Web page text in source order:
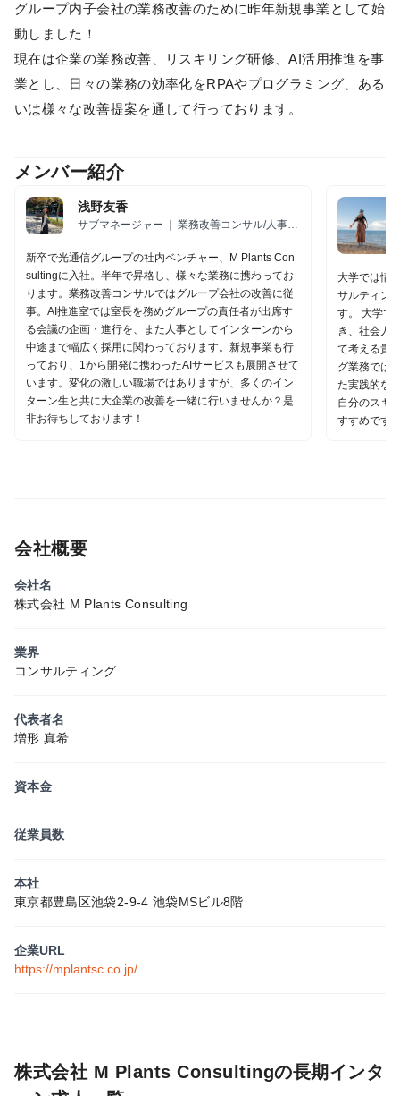
グループ内子会社の業務改善のために昨年新規事業として始
動しました！
現在は企業の業務改善、リスキリング研修、AI活用推進を事
業とし、日々の業務の効率化をRPAやプログラミング、ある
いは様々な改善提案を通して行っております。
メンバー紹介
浅野友香
サブマネージャー ❘ 業務改善コンサル/人事/
新卒で光通信グループの社内ベンチャー、M Plants Con
sultingに入社。半年で昇格し、様々な業務に携わってお
ります。業務改善コンサルではグループ会社の改善に従
事。AI推進室では室長を務めグループの責任者が出席す
る会議の企画・進行を、また人事としてインターンから
中途まで幅広く採用に関わっております。新規事業も行
っており、1から開発に携わったAIサービスも展開させて
います。変化の激しい職場ではありますが、多くのイン
ターン生と共に大企業の改善を一緒に行いませんか？是
非お待ちしております！
大学では情
サルティン
す。 大学で
き、社会人
て考える貴
グ業務では
た実践的な
自分のスキ
すすめです
会社概要
会社名
株式会社 M Plants Consulting
業界
コンサルティング
代表者名
増形 真希
資本金
従業員数
本社
東京都豊島区池袋2-9-4 池袋MSビル8階
企業URL
https://mplantsc.co.jp/
株式会社 M Plants Consultingの長期インタ